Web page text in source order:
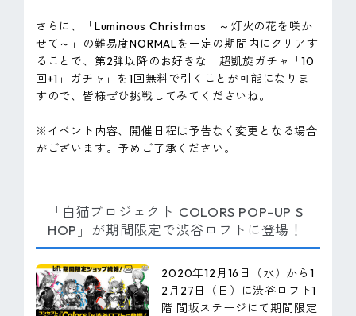
さらに、「Luminous Christmas ～灯火の花を咲か
せて～」の難易度NORMALを一定の期間内にクリアす
ることで、第2弾以降のお好きな「超凱旋ガチャ「10
回+1」ガチャ」を1回無料で引くことが可能になりま
すので、皆様ぜひ挑戦してみてくださいね。
※イベント内容、開催日程は予告なく変更となる場合
がございます。予めご了承ください。
「白猫プロジェクト COLORS POP-UP S
HOP」が期間限定で渋谷ロフトに登場！
2020年12月16日（水）から1
2月27日（日）に渋谷ロフト1
階 間坂ステージにて期間限定